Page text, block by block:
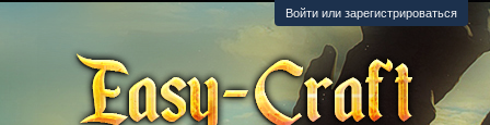
Войти или зарегистрироваться